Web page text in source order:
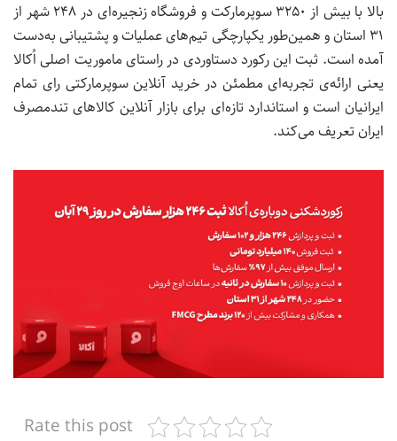
بالا با بیش از ۳۲۵۰ سوپرمارکت و فروشگاه زنجیره‌ای در ۲۴۸ شهر از
۳۱ استان و همین‌طور یکپارچگی تیم‌های عملیات و پشتیبانی به‌دست
آمده است. ثبت این رکورد دستاوردی در راستای ماموریت اصلی اُکالا
یعنی ارائه‌ی تجربه‌ای مطمئن در خرید آنلاین سوپرمارکتی رای تمام
ایرانیان است و استاندارد تازه‌ای برای بازار آنلاین کالاهای تندمصرف
ایران تعریف می‌کند.
Rate this post